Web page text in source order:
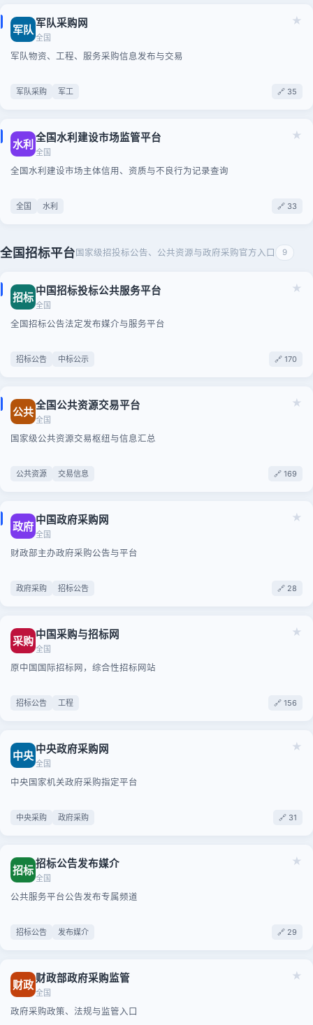
★
军队 军队采购网
全国
军队物资、工程、服务采购信息发布与交易
军队采购 军工 🔗 35
★
水利 全国水利建设市场监管平台
全国
全国水利建设市场主体信用、资质与不良行为记录查询
全国 水利 🔗 33
全国招标平台 国家级招投标公告、公共资源与政府采购官方入口 9
★
招标 中国招标投标公共服务平台
全国
全国招标公告法定发布媒介与服务平台
招标公告 中标公示 🔗 170
★
公共全国公共资源交易平台
全国
国家级公共资源交易枢纽与信息汇总
公共资源 交易信息 🔗 169
★
政府 中国政府采购网
全国
财政部主办政府采购公告与平台
政府采购 招标公告 🔗 28
★
采购 中国采购与招标网
全国
原中国国际招标网，综合性招标网站
招标公告 工程 🔗 156
★
中央 中央政府采购网
全国
中央国家机关政府采购指定平台
中央采购 政府采购 🔗 31
★
招标招标公告发布媒介
全国
公共服务平台公告发布专属频道
招标公告 发布媒介 🔗 29
★
财政 财政部政府采购监管
全国
政府采购政策、法规与监管入口